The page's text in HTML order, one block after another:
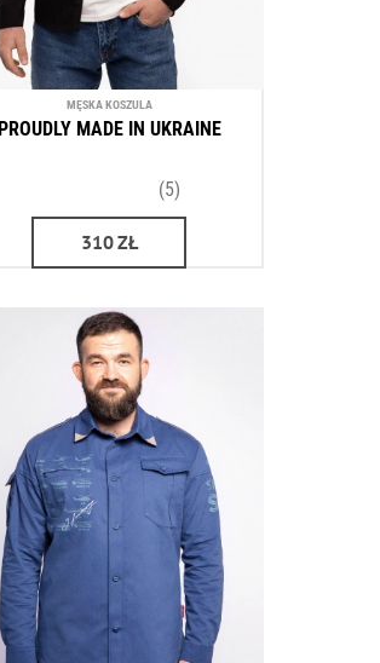
MĘSKA KOSZULA
PROUDLY MADE IN UKRAINE
(5)
310ZŁ